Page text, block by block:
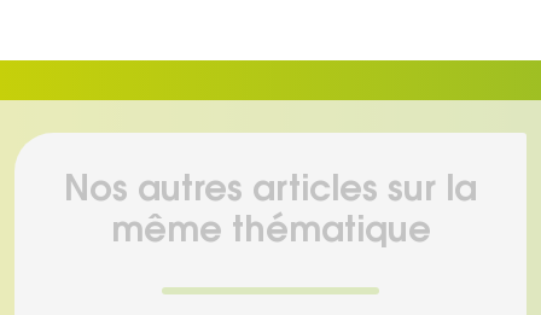
Nos autres articles sur la
même thématique